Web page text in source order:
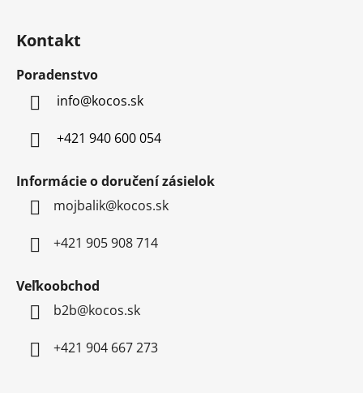
Kontakt
Poradenstvo
info@kocos.sk
+421 940 600 054
Informácie o doručení zásielok
mojbalik@kocos.sk
+421 905 908 714
Veľkoobchod
b2b@kocos.sk
+421 904 667 273